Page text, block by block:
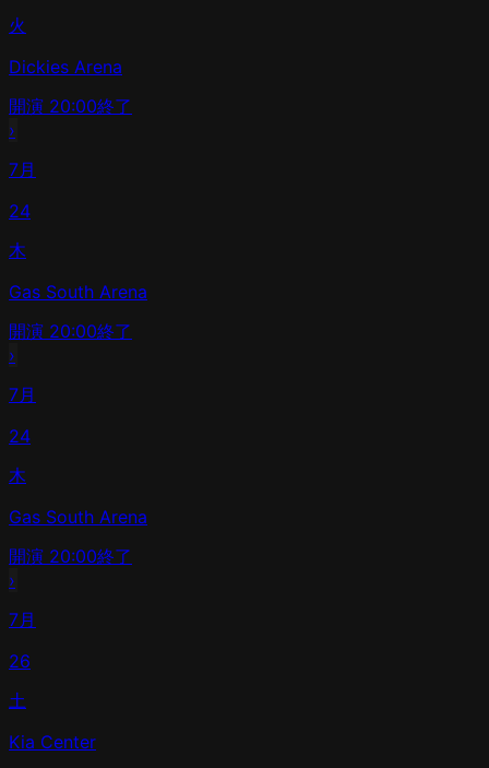
火
Dickies Arena
開演 20:00終了
›
7月
24
木
Gas South Arena
開演 20:00終了
›
7月
24
木
Gas South Arena
開演 20:00終了
›
7月
26
土
Kia Center